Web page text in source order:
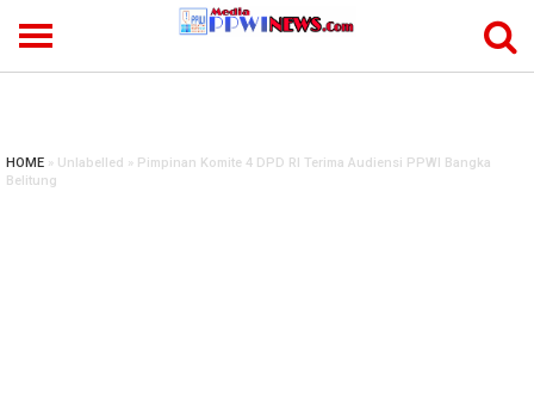
HOME » Unlabelled » Pimpinan Komite 4 DPD RI Terima Audiensi PPWI Bangka
Belitung